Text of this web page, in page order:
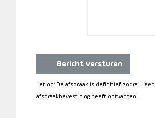
Bericht versturen
Let op: De afspraak is definitief zodra u een
afspraakbevestiging heeft ontvangen.